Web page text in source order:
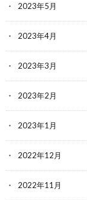
2023年5月
2023年4月
2023年3月
2023年2月
2023年1月
2022年12月
2022年11月